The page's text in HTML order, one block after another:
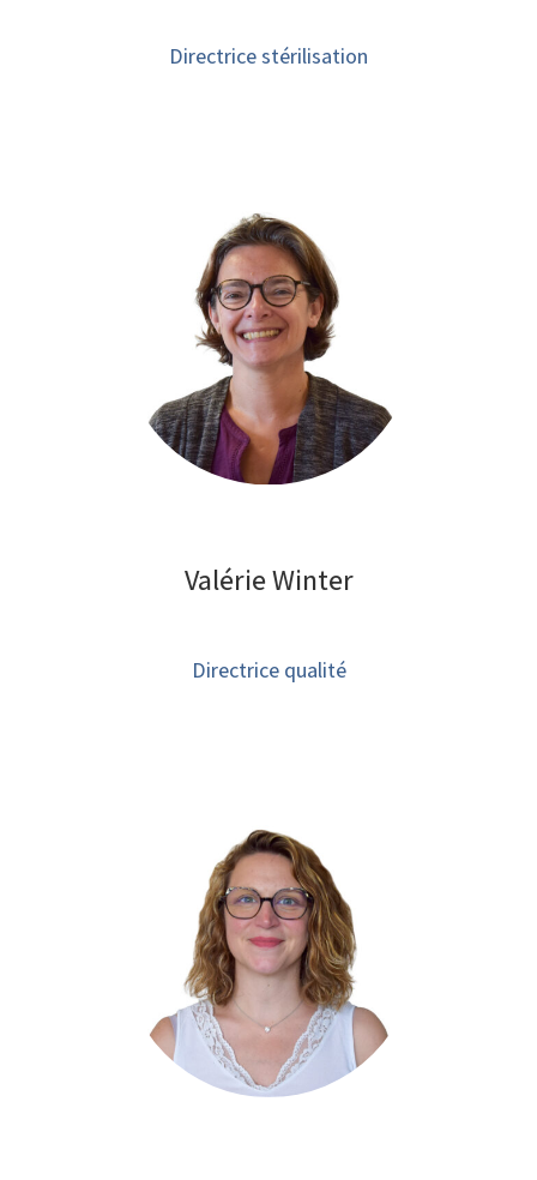
Directrice stérilisation
Valérie Winter
Directrice qualité